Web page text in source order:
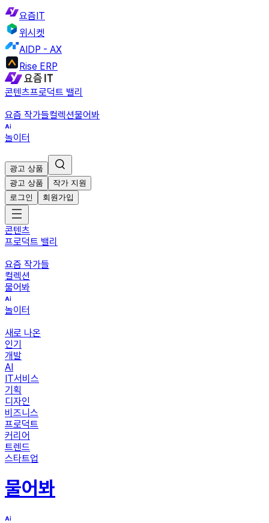
요즘IT
위시켓
AIDP - AX
Rise ERP
콘텐츠프로덕트 밸리
요즘 작가들컬렉션물어봐
놀이터
광고 상품
광고 상품
작가 지원
로그인
회원가입
콘텐츠
프로덕트 밸리
요즘 작가들
컬렉션
물어봐
놀이터
새로 나온
인기
개발
AI
IT서비스
기획
디자인
비즈니스
프로덕트
커리어
트렌드
스타트업
물어봐